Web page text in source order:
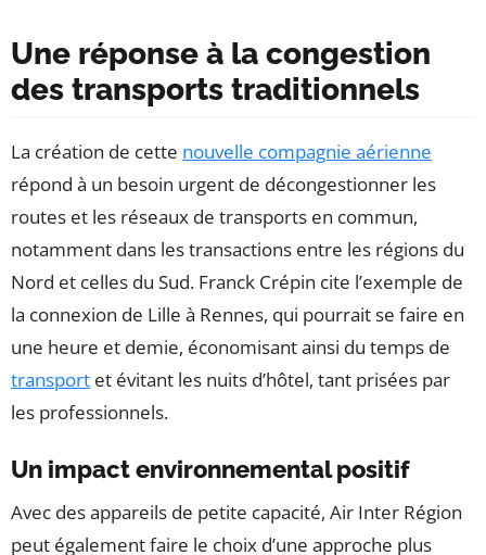
Une réponse à la congestion
des transports traditionnels
La création de cette nouvelle compagnie aérienne
répond à un besoin urgent de décongestionner les
routes et les réseaux de transports en commun,
notamment dans les transactions entre les régions du
Nord et celles du Sud. Franck Crépin cite l’exemple de
la connexion de Lille à Rennes, qui pourrait se faire en
une heure et demie, économisant ainsi du temps de
transport et évitant les nuits d’hôtel, tant prisées par
les professionnels.
Un impact environnemental positif
Avec des appareils de petite capacité, Air Inter Région
peut également faire le choix d’une approche plus